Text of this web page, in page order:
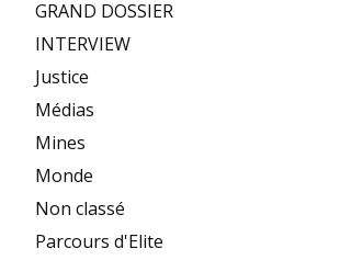
GRAND DOSSIER
INTERVIEW
Justice
Médias
Mines
Monde
Non classé
Parcours d'Elite